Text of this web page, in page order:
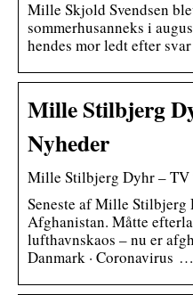
Mille Skjold Svendsen
sommerhusanneks i
hendes mor ledt efter
Mille Stilbjerg
Nyheder
Mille Stilbjerg Dyhr – TV
Seneste af Mille Stilbjerg
Afghanistan. Måtte
lufthavnskaos – nu er
Danmark · Coronavirus …